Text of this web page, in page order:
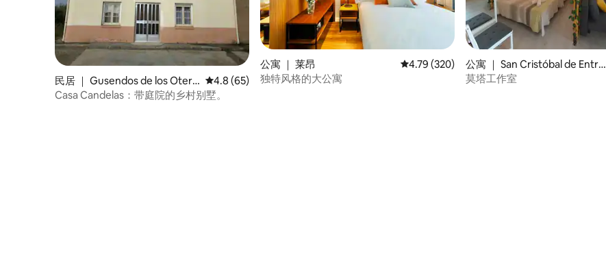
民居 ｜ Gusendos de los Otero
s
平均评分 4.8 分（满分 5 分），共 65 条评价
4.8 (65)
Casa Candelas：带庭院的乡村别墅。
公寓 ｜ 莱昂 平均评分 4.79 分（满分 5 分），共 320 条评价
4.79 (320)
独特风格的大公寓
公寓 ｜ San Cristóbal de Entre
viñas
莫塔工作室